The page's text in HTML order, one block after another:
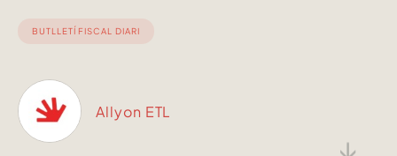
↓
BUTLLETÍ FISCAL DIARI
Allyon ETL